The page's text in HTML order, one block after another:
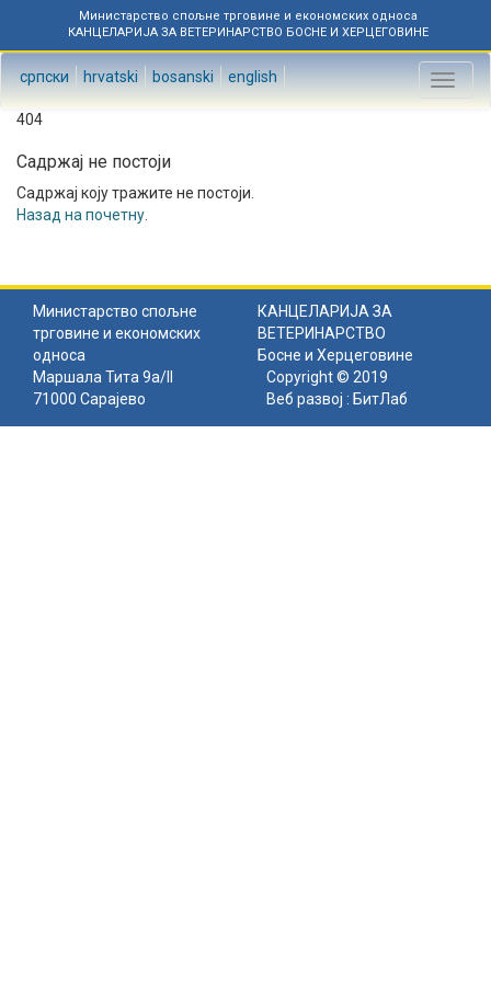
Министарство спољне трговине и економских односа
КАНЦЕЛАРИЈА ЗА ВЕТЕРИНАРСТВО БОСНЕ И ХЕРЦЕГОВИНЕ
српски hrvatski bosanski english
Toggle
404
Садржај не постоји
Садржај коју тражите не постоји.
Назад на почетну
Министарство спољне
трговине и економских
односа
КАНЦЕЛАРИЈА ЗА
ВЕТЕРИНАРСТВО
Босне и Херцеговине
Маршала Тита 9а/II
71000 Сарајево
Copyright © 2019
Веб развој : БитЛаб